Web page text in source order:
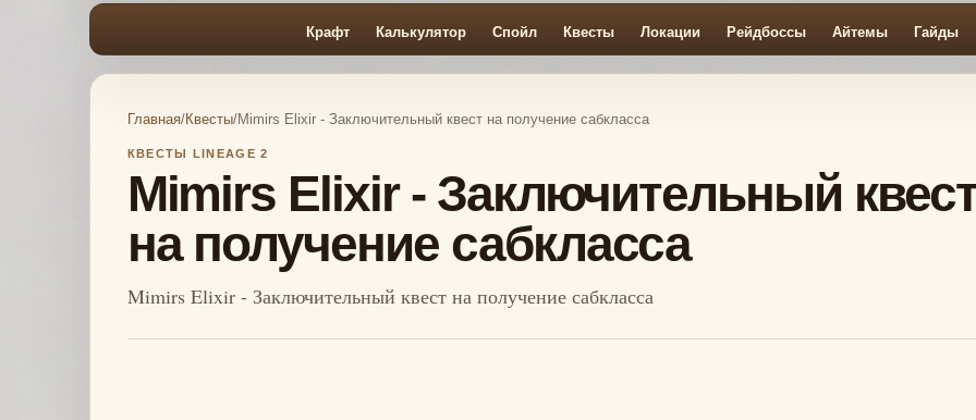
Крафт Калькулятор Спойл Квесты Локации Рейдбоссы Айтемы Гайды
Главная/Квесты/Mimirs Elixir - Заключительный квест на получение сабкласса
КВЕСТЫ LINEAGE 2
Mimirs Elixir - Заключительный
на получение сабкласса
Mimirs Elixir - Заключительный квест на получение сабкласса